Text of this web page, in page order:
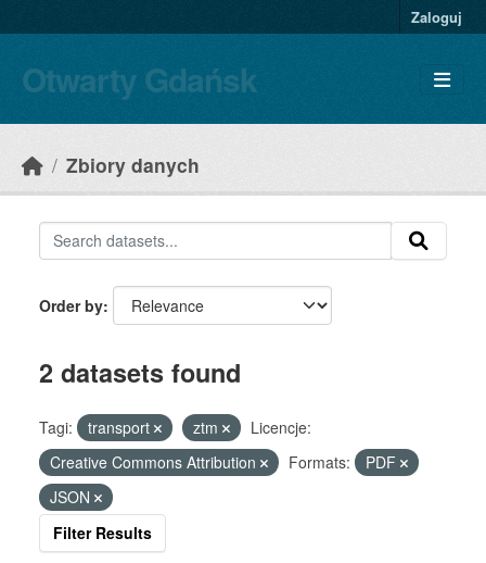
Zaloguj
Otwarty Gdańsk
Zbiory danych
Order by
2 datasets found
Tagi: transport ztm
Licencje:
Creative Commons Attribution
Formats:
PDF
JSON
Filter Results